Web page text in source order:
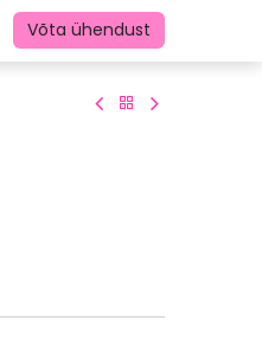
Võta ühendust